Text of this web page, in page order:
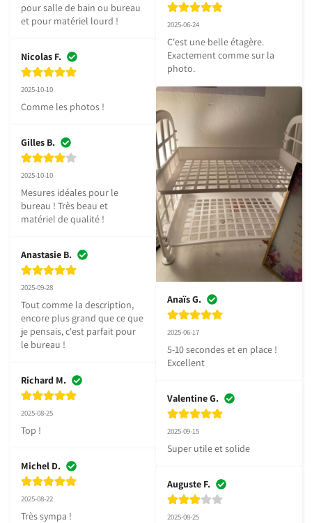
pour salle de bain ou bureau
et pour matériel lourd !
Nicolas F.
2025-10-10
Comme les photos !
Gilles B.
2025-10-10
Mesures idéales pour le
bureau ! Très beau et
matériel de qualité !
Anastasie B.
2025-09-28
Tout comme la description,
encore plus grand que ce que
je pensais, c'est parfait pour
le bureau !
Richard M.
2025-08-25
Top !
Michel D.
2025-08-22
Très sympa !
2025-06-24
C'est une belle étagère.
Exactement comme sur la
photo.
Anaïs G.
2025-06-17
5-10 secondes et en place !
Excellent
Valentine G.
2025-09-15
Super utile et solide
Auguste F.
2025-08-25